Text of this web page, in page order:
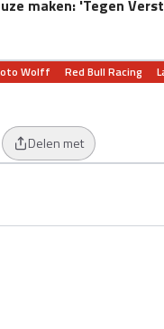
maken: 'Tegen
Wolff Red Bull Racing
Delen met